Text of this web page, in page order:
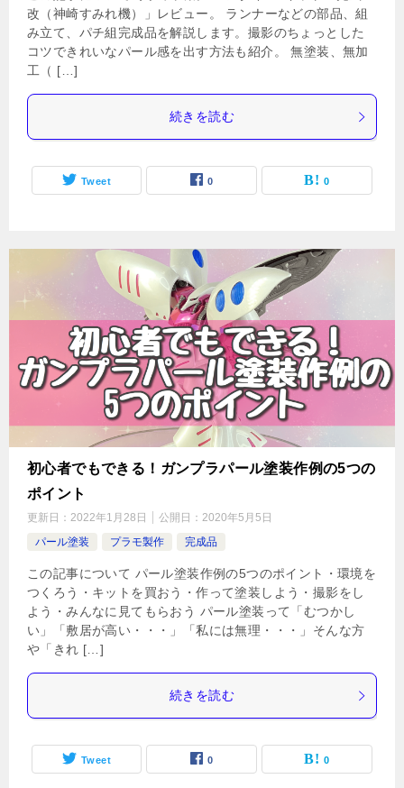
改（神崎すみれ機）」レビュー。 ランナーなどの部品、組
み立て、パチ組完成品を解説します。撮影のちょっとした
コツできれいなパール感を出す方法も紹介。 無塗装、無加
工（ […]
続きを読む
Tweet 0 0
初心者でもできる！ガンプラパール塗装作例の5つの
ポイント
更新日： 2022年1月28日 公開日： 2020年5月5日
パール塗装
プラモ製作 完成品
この記事について パール塗装作例の5つのポイント・環境を
つくろう・キットを買おう・作って塗装しよう・撮影をし
よう・みんなに見てもらおう パール塗装って「むつかし
い」「敷居が高い・・・」「私には無理・・・」そんな方
や「きれ […]
続きを読む
Tweet 0 0